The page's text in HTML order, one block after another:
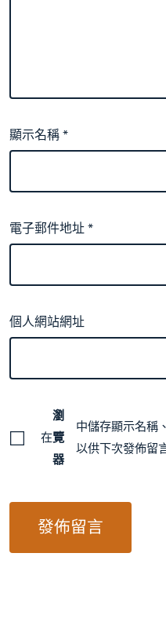
顯示名稱*
電子郵件地址*
個人網站網址
在
瀏
覽
器
中儲存顯示名稱
以供下次發佈留